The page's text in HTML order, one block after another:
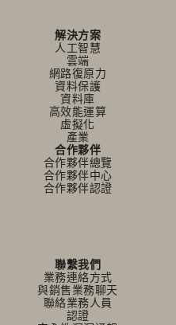
解決方案
人工智慧
雲端
網路復原力
資料保護
資料庫
高效能運算
虛擬化
產業
合作夥伴
合作夥伴總覽
合作夥伴中心
合作夥伴認證
聯繫我們
業務連絡方式
與銷售業務聊天
聯絡業務人員
認證